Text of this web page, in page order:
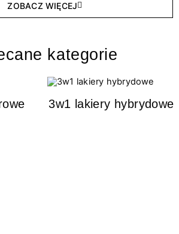
ZOBACZ WIĘCEJ
kategorie
3w1 lakiery hybrydowe